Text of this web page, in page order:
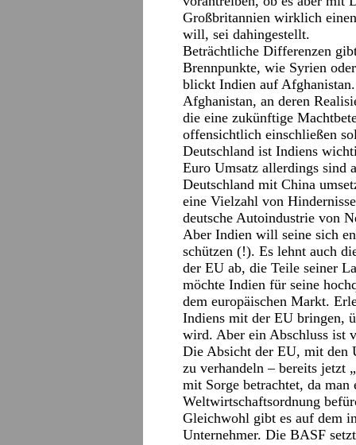
Großbritannien wirklich
will, sei dahingestellt.
Beträchtliche Differenzen
Brennpunkte, wie Syrien
blickt Indien auf
Afghanistan, an deren
die eine zukünftige
offensichtlich einschließen
Deutschland ist Indiens
Euro Umsatz allerdings sind
Deutschland mit China
eine Vielzahl von
deutsche Autoindustrie von
Aber Indien will seine sich
schützen (!). Es lehnt auch
der EU ab, die Teile seiner
möchte Indien für seine
dem europäischen Markt.
Indiens mit der EU bringen,
wird. Aber ein Abschluss ist
Die Absicht der EU, mit den
zu verhandeln – bereits jetzt
mit Sorge betrachtet, da
Weltwirtschaftsordnung
Gleichwohl gibt es auf dem
Unternehmer. Die BASF